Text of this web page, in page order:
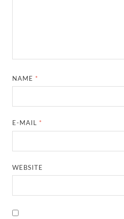
NAME *
E-MAIL *
WEBSITE